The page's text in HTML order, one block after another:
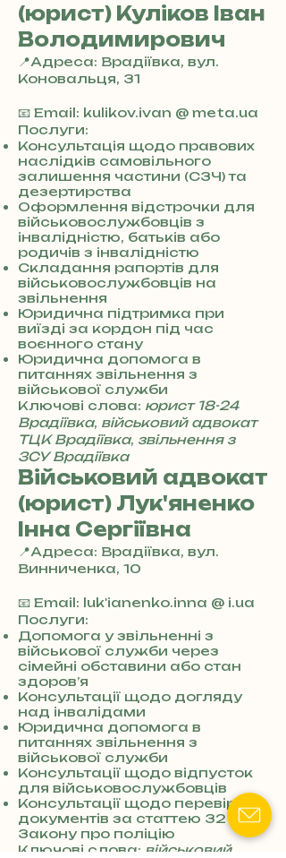
(юрист) Куліков Іван
Володимирович
📍Адреса: Врадіївка, вул.
Коновальця, 31
3
8
0
7
3
0
4
8
5
7
8
4
📧 Email: kulikov.ivan @ meta.ua
Послуги:
Консультація щодо правових
наслідків самовільного
залишення частини (СЗЧ) та
дезертирства
Оформлення відстрочки для
військовослужбовців з
інвалідністю, батьків або
родичів з інвалідністю
Складання рапортів для
військовослужбовців на
звільнення
Юридична підтримка при
виїзді за кордон під час
воєнного стану
Юридична допомога в
питаннях звільнення з
військової служби
Ключові слова: юрист 18-24
Врадіївка, військовий адвокат
ТЦК Врадіївка, звільнення з
ЗСУ Врадіївка
Військовий адвокат
(юрист) Лук'яненко
Інна Сергіївна
📍Адреса: Врадіївка, вул.
Винниченка, 10
3
8
0
7
3
0
4
8
5
7
8
4
📧 Email: luk'ianenko.inna @ i.ua
Послуги:
Допомога у звільненні з
військової служби через
сімейні обставини або стан
здоров’я
Консультації щодо догляду
над інвалідами
Юридична допомога в
питаннях звільнення з
військової служби
Консультації щодо відпусток
для військовослужбовців
Консультації щодо перевірки
документів за статтею 32
Закону про поліцію
Ключові слова: військовий